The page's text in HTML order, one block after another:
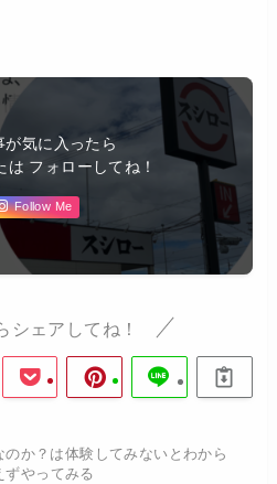
が気に入ったら
は フォローしてね！
Follow Me
シェアしてね！
か？は体験してみないとわから
やってみる